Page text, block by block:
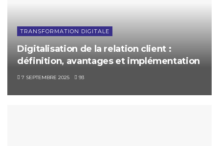
TRANSFORMATION DIGITALE
Digitalisation de la relation client :
définition, avantages et implémentation
7 SEPTEMBRE 2025 93